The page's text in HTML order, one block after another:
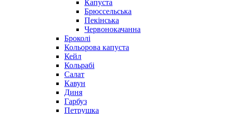
Капуста
Брюссельська
Пекінська
Червонокачанна
Броколі
Кольорова капуста
Кейл
Кольрабі
Салат
Кавун
Диня
Гарбуз
Петрушка